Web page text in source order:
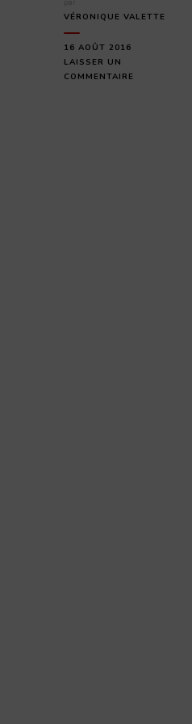
VÉRONIQUE VALETTE
16 AOÛT 2016
LAISSER UN
COMMENTAIRE